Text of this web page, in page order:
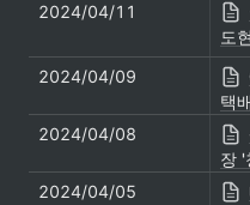
2024/04/11
도
2024/04/09
택
2024/04/08
장 '
2024/04/05